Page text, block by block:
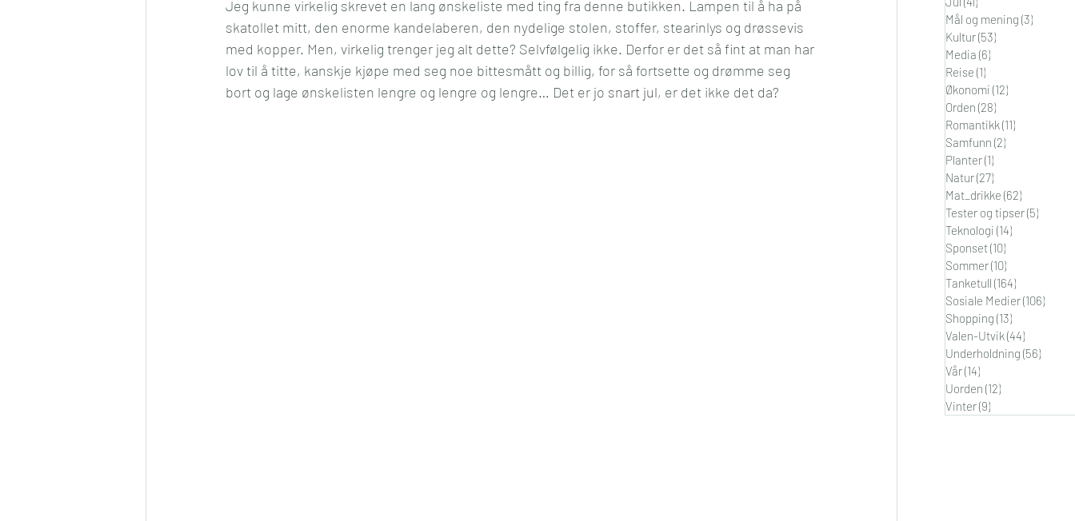
Jeg kunne virkelig skrevet en lang ønskeliste med ting fra denne butikken. Lampen til å ha på
skatollet mitt, den enorme kandelaberen, den nydelige stolen, stoffer, stearinlys og drøssevis
med kopper. Men, virkelig trenger jeg alt dette? Selvfølgelig ikke. Derfor er det så fint at man har
lov til å titte, kanskje kjøpe med seg noe bittesmått og billig, for så fortsette og drømme seg
bort og lage ønskelisten lengre og lengre og lengre… Det er jo snart jul, er det ikke det da?
Mål og mening (3)
Kultur(53)
Media (6)
Reise (1)
Økonomi (12)
Orden (28)
Romantikk(11)
Samfunn (2)
Planter(1)
Natur(27)
Mat_drikke (62)
Tester og tipser(5)
Teknologi (14)
Sponset(10)
Sommer(10)
Tanketull (164)
Sosiale Medier(106)
Shopping (13)
Valen-Utvik(44)
Underholdning (56)
Vår(14)
Uorden (12)
Vinter(9)